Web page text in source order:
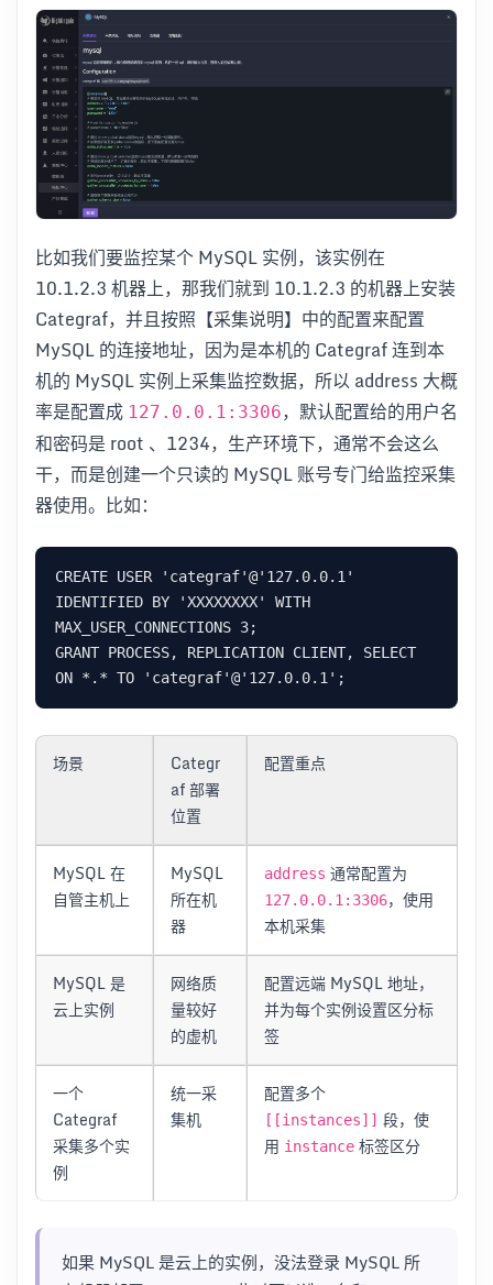
比如我们要监控某个 MySQL 实例，该实例在
10.1.2.3 机器上，那我们就到 10.1.2.3 的机器上安装
Categraf，并且按照【采集说明】中的配置来配置
MySQL 的连接地址，因为是本机的 Categraf 连到本
机的 MySQL 实例上采集监控数据，所以 address 大概
率是配置成 127.0.0.1:3306，默认配置给的用户名
和密码是 root 、1234，生产环境下，通常不会这么
干，而是创建一个只读的 MySQL 账号专门给监控采集
器使用。比如：
CREATE USER 'categraf'@'127.0.0.1'
IDENTIFIED BY 'XXXXXXXX' WITH
MAX_USER_CONNECTIONS 3;
GRANT PROCESS, REPLICATION CLIENT, SELECT
场景
Categr
af 部署
位置
配置重点
MySQL 在
自管主机上
MySQL
所在机
器
address 通常配置为
127.0.0.1:3306，使用
本机采集
MySQL 是
云上实例
网络质
量较好
的虚机
配置远端 MySQL 地址，
并为每个实例设置区分标
签
一个
Categraf
采集多个实
例
统一采
集机
配置多个
[[instances]] 段，使
用 instance 标签区分
如果 MySQL 是云上的实例，没法登录 MySQL 所